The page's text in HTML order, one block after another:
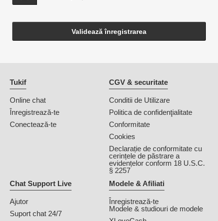
Validează înregistrarea
Tukif
Online chat
Înregistrează-te
Conectează-te
CGV & securitate
Conditii de Utilizare
Politica de confidenţialitate
Conformitate
Cookies
Declarație de conformitate cu
cerințele de păstrare a
evidențelor conform 18 U.S.C.
§ 2257
Chat Support Live
Ajutor
Suport chat 24/7
Modele & Afiliati
Înregistrează-te
Modele & studiouri de modele